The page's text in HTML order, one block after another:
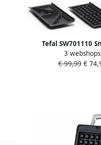
Tefal SW701110
multifunctionele
apparatuur extra-
3 webshops
€ 99,99€